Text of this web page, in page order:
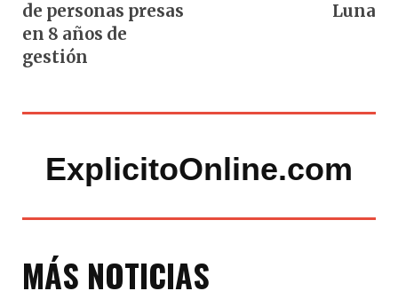
de personas presas
en 8 años de
gestión
Luna
ExplicitoOnline.com
MÁS NOTICIAS